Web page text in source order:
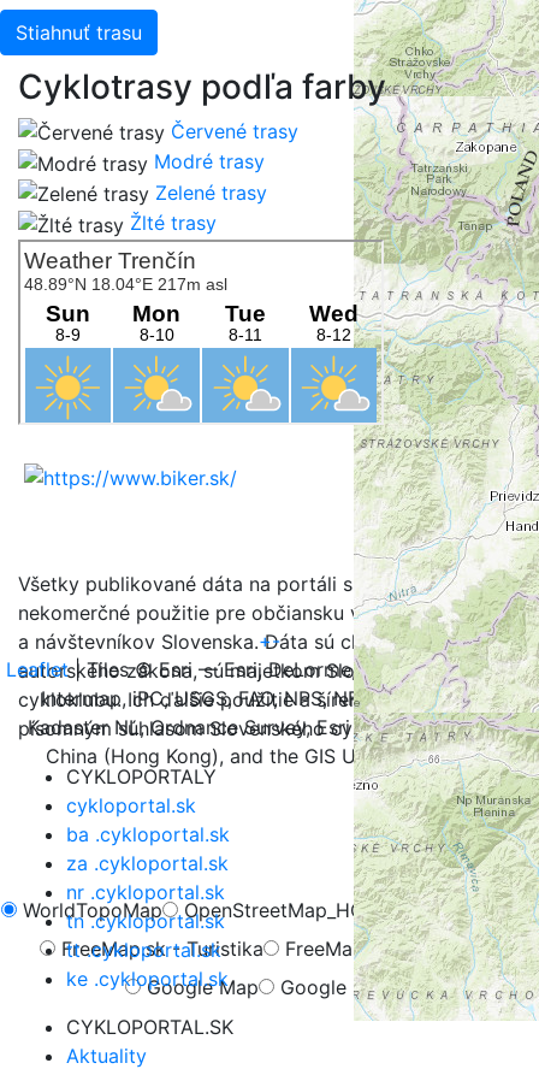
WorldTopoMap OpenStreetMap_HOT
OpenCycleMap
FreeMap.sk - Turistika
FreeMap.sk - Cyklistika
Google Map
Google Hybrid
+-
Leaflet| Tiles © Esri — Esri, DeLorme, NAVTEQ, TomTom,
Intermap, iPC, USGS, FAO, NPS, NRCAN, GeoBase,
Kadaster NL, Ordnance Survey, Esri Japan, METI, Esri
China (Hong Kong), and the GIS User Community
Stiahnuť trasu
Cyklotrasy podľa farby
Červené trasy
Modré trasy
Zelené trasy
Žlté trasy
Všetky publikované dáta na portáli sú určené na
nekomerčné použitie pre občiansku verejnosť, turistov
a návštevníkov Slovenska. Dáta sú chránené v zmysle
autorského zákona, sú majetkom Slovenského
cykloklubu. Ich ďalšie použitie a šírenie je možné iba s
písomným súhlasom Slovenského cykloklubu.
CYKLOPORTALY
cykloportal.sk
ba .cykloportal.sk
za .cykloportal.sk
nr .cykloportal.sk
tn .cykloportal.sk
tt .cykloportal.sk
ke .cykloportal.sk
CYKLOPORTAL.SK
Aktuality